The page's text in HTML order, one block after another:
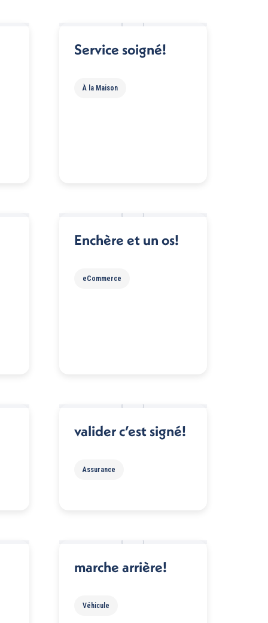
Service soigné!
À la Maison
Enchère et un os!
eCommerce
valider c’est signé!
Assurance
marche arrière!
Véhicule